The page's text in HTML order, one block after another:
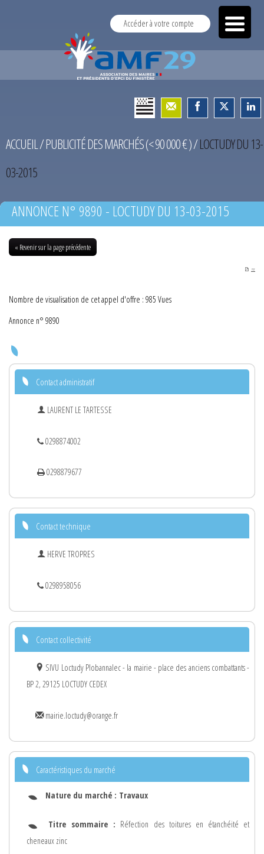
Accéder à votre compte
ACCUEIL/PUBLICITÉ DES MARCHÉS (< 90 000 € )/LOCTUDY DU 13-
03-2015
ANNONCE N° 9890 - LOCTUDY DU 13-03-2015
« Revenir sur la page précédente
PDF
Nombre de visualisation de cet appel d'offre : 985 Vues
Annonce n° 9890
Contact administratif
LAURENT LE TARTESSE
0298874002
0298879677
Contact technique
HERVE TROPRES
0298958056
Contact collectivité
SIVU Loctudy Plobannalec - la mairie - place des anciens combattants -
BP 2, 29125 LOCTUDY CEDEX
mairie.loctudy@orange.fr
Caractéristiques du marché
Nature du marché : Travaux
Titre sommaire : Réfection des toitures en étanchéité et
cheneaux zinc